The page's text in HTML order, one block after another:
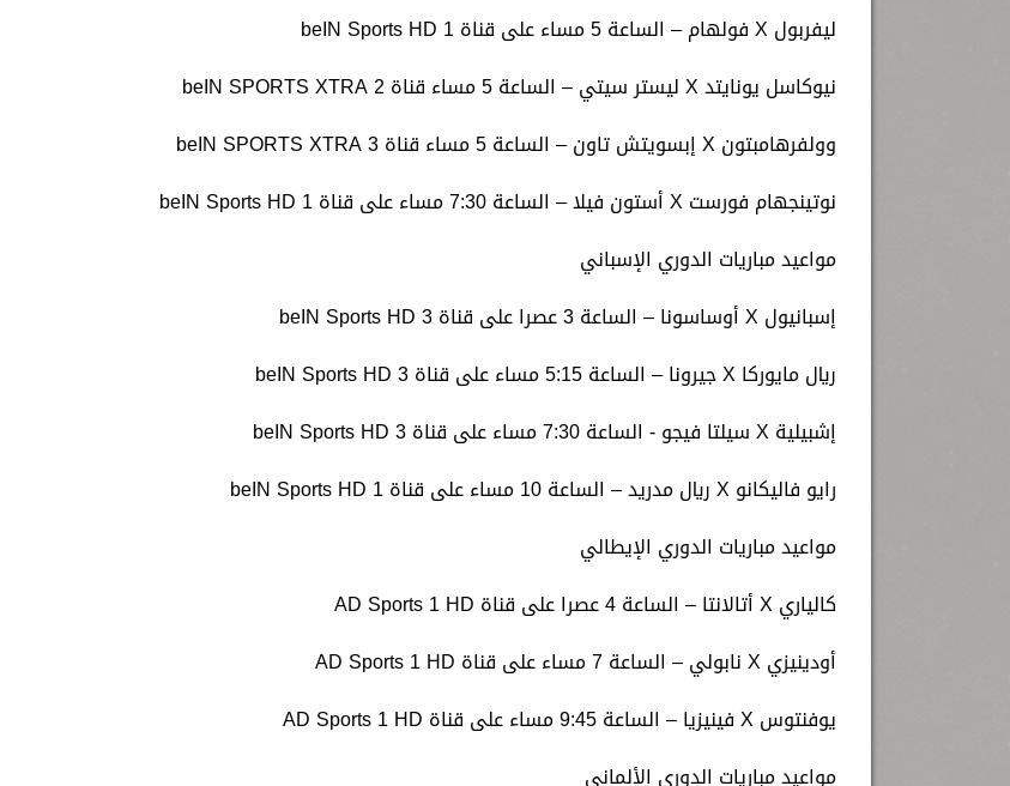
ليفربول X فولهام – الساعة 5 مساء على قناة beIN Sports HD 1
نيوكاسل يونايتد X ليستر سيتي – الساعة 5 مساء قناة beIN SPORTS XTRA 2
وولفرهامبتون X إبسويتش تاون – الساعة 5 مساء قناة beIN SPORTS XTRA 3
نوتينجهام فورست X أستون فيلا – الساعة 7:30 مساء على قناة beIN Sports HD 1
مواعيد مباريات الدوري الإسباني
إسبانيول X أوساسونا – الساعة 3 عصرا على قناة beIN Sports HD 3
ريال مايوركا X جيرونا – الساعة 5:15 مساء على قناة beIN Sports HD 3
إشبيلية X سيلتا فيجو - الساعة 7:30 مساء على قناة beIN Sports HD 3
رايو فاليكانو X ريال مدريد – الساعة 10 مساء على قناة beIN Sports HD 1
مواعيد مباريات الدوري الإيطالي
كالياري X أتالانتا – الساعة 4 عصرا على قناة AD Sports 1 HD
أودينيزي X نابولي – الساعة 7 مساء على قناة AD Sports 1 HD
يوفنتوس X فينيزيا – الساعة 9:45 مساء على قناة AD Sports 1 HD
مواعيد مباريات الدوري الألماني